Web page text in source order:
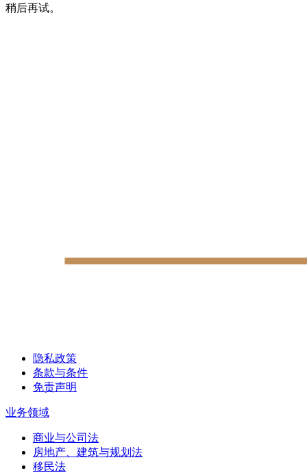
稍后再试。
隐私政策
条款与条件
免责声明
业务领域
商业与公司法
房地产、建筑与规划法
移民法